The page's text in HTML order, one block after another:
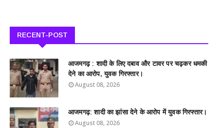
RECENT-POST
आजमगढ़ : शादी के लिए दबाव और टावर पर चढ़कर धमकी
देने का आरोप, युवक गिरफ्तार।
August 08, 2026
आजमगढ़: शादी का झांसा देने के आरोप में युवक गिरफ्तार।
August 08, 2026